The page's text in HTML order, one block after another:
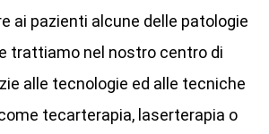
ai pazienti alcune delle patologie
trattiamo nel nostro centro di
alle tecnologie ed alle tecniche
tecarterapia, laserterapia o